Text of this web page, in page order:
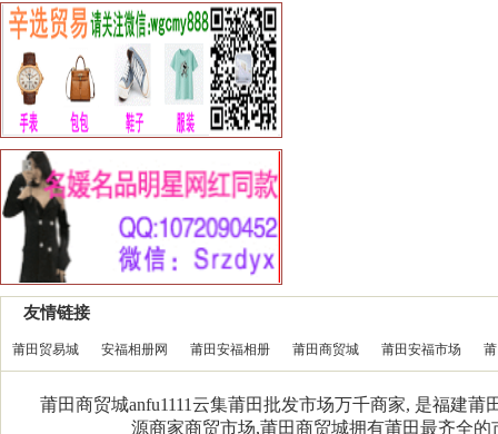
友情链接
莆田贸易城 安福相册网 莆田安福相册 莆田商贸城 莆田安福市场
莆田商贸城anfu1111云集莆田批发市场万千商家, 是福建
源商家商贸市场,莆田商贸城拥有莆田最齐全